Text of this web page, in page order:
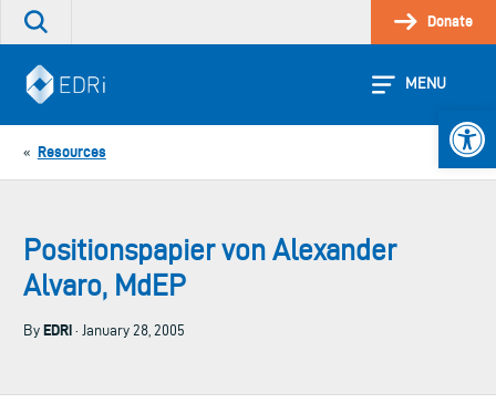
Skip
Search
site
Donate
MENU
« Resources
Positionspapier von Alexander
Alvaro, MdEP
By EDRi · January 28, 2005